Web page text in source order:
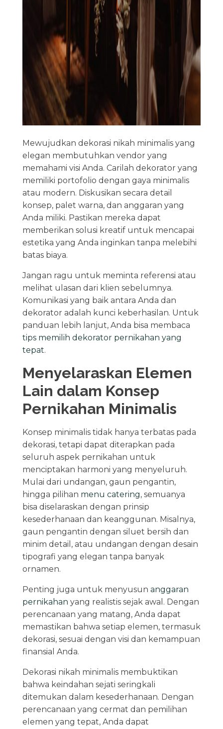
Mewujudkan dekorasi nikah minimalis yang
elegan membutuhkan vendor yang
memahami visi Anda. Carilah dekorator yang
memiliki portofolio dengan gaya minimalis
atau modern. Diskusikan secara detail
konsep, palet warna, dan anggaran yang
Anda miliki. Pastikan mereka dapat
memberikan solusi kreatif untuk mencapai
estetika yang Anda inginkan tanpa melebihi
batas biaya.
Jangan ragu untuk meminta referensi atau
melihat ulasan dari klien sebelumnya.
Komunikasi yang baik antara Anda dan
dekorator adalah kunci keberhasilan. Untuk
panduan lebih lanjut, Anda bisa membaca
tips memilih dekorator pernikahan yang
tepat.
Menyelaraskan Elemen
Lain dalam Konsep
Pernikahan Minimalis
Konsep minimalis tidak hanya terbatas pada
dekorasi, tetapi dapat diterapkan pada
seluruh aspek pernikahan untuk
menciptakan harmoni yang menyeluruh.
Mulai dari undangan, gaun pengantin,
hingga pilihan menu catering, semuanya
bisa diselaraskan dengan prinsip
kesederhanaan dan keanggunan. Misalnya,
gaun pengantin dengan siluet bersih dan
minim detail, atau undangan dengan desain
tipografi yang elegan tanpa banyak
ornamen.
Penting juga untuk menyusun anggaran
pernikahan yang realistis sejak awal. Dengan
perencanaan yang matang, Anda dapat
memastikan bahwa setiap elemen, termasuk
dekorasi, sesuai dengan visi dan kemampuan
finansial Anda.
Dekorasi nikah minimalis membuktikan
bahwa keindahan sejati seringkali
ditemukan dalam kesederhanaan. Dengan
perencanaan yang cermat dan pemilihan
elemen yang tepat, Anda dapat